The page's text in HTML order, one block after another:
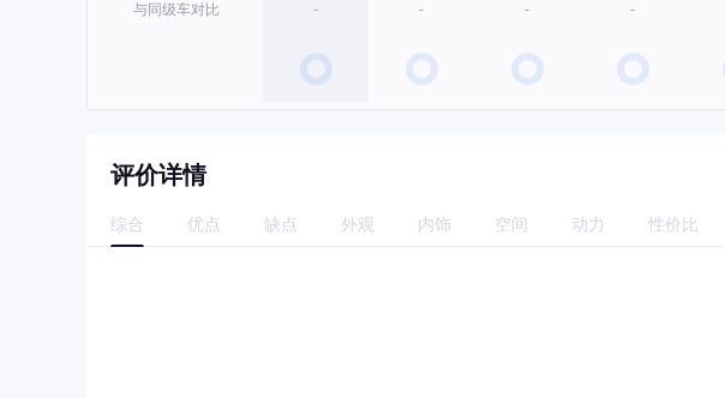
与同级车对比
-
-
-
-
评价详情
综合 优点 缺点 外观 内饰 空间 动力 性价比